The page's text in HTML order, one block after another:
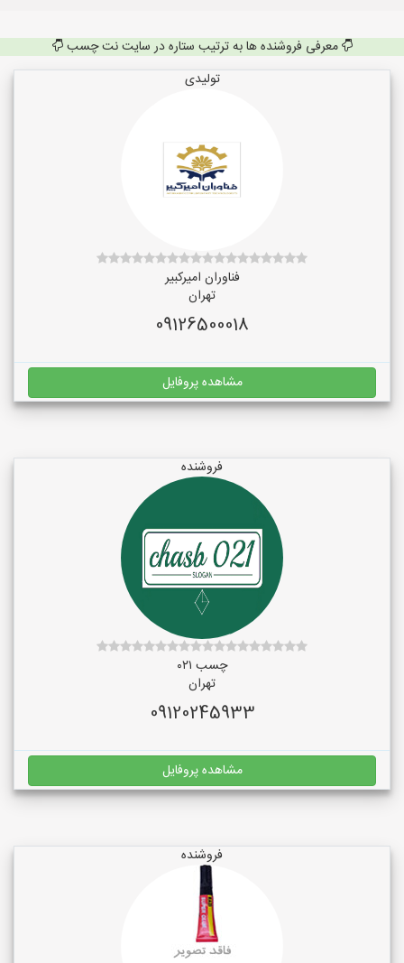
معرفی فروشنده ها به ترتیب ستاره در سایت نت چسب
تولیدی
فناوران امیرکبیر
تهران
09126500018
مشاهده پروفایل
فروشنده
چسب ۰۲۱
تهران
09120245933
مشاهده پروفایل
فروشنده